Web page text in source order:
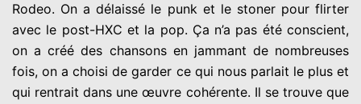
Rodeo. On a délaissé le punk et le stoner pour flirter
avec le post-HXC et la pop. Ça n’a pas été conscient,
on a créé des chansons en jammant de nombreuses
fois, on a choisi de garder ce qui nous parlait le plus et
qui rentrait dans une œuvre cohérente. Il se trouve que